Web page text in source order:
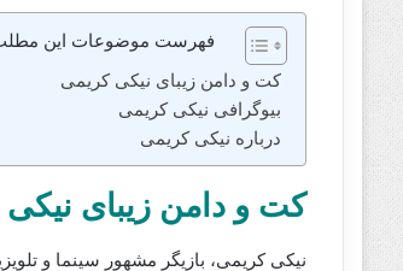
فهرست موضوعات این
کت و دامن زیبای نیکی کریمی
بیوگرافی نیکی کریمی
درباره نیکی کریمی
کت و دامن زیبای
نیکی کریمی، بازیگر مشهور سینما و